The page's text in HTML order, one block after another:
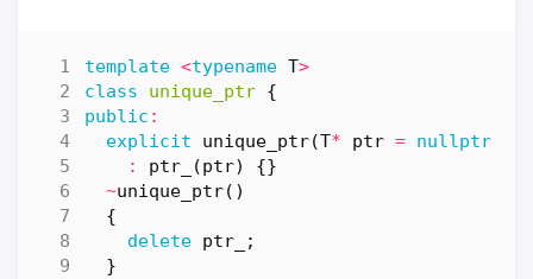
template <typename T>
class
unique_ptr {
public :
explicit
unique_ptr(T* ptr = nullptr
:
ptr_ (ptr)
{}
~unique_ptr()
{
delete ptr_
;
}